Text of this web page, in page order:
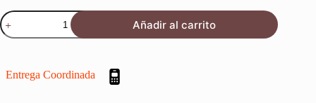
Protector
Defensa
De
Fc
Añadir al carrito
Entrega Coordinada